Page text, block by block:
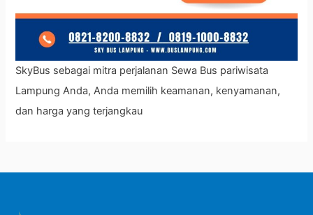
SkyBus sebagai mitra perjalanan Sewa Bus pariwisata
Lampung Anda, Anda memilih keamanan, kenyamanan,
dan harga yang terjangkau